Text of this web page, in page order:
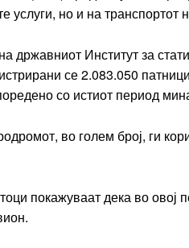
condimentum
dolor
услуги, но и на транспортот
државниот Институт за
се 2.083.050
со истиот период
во голем број, ги
покажуваат дека во овој